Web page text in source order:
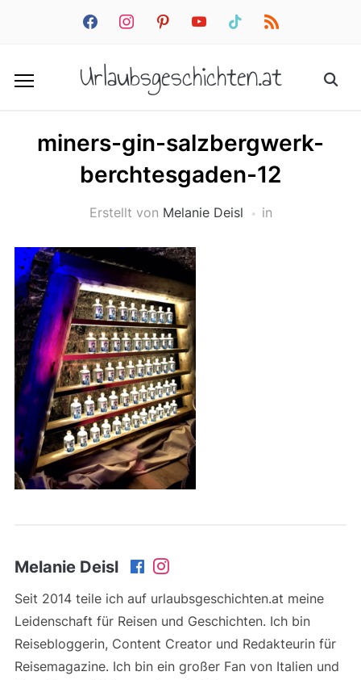
facebookinstagrampinterestyoutube tiktok rss
Urlaubsgeschichten.at
miners-gin-salzbergwerk-
berchtesgaden-12
Erstellt von Melanie Deisl in
Melanie Deisl
Seit 2014 teile ich auf urlaubsgeschichten.at meine
Leidenschaft für Reisen und Geschichten. Ich bin
Reisebloggerin, Content Creator und Redakteurin für
Reisemagazine. Ich bin ein großer Fan von Italien und